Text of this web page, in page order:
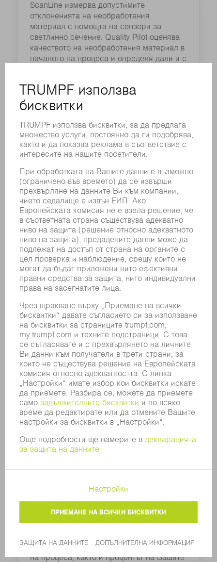
ScanLine измерва допустимите
отклоненията на необработения
материал с помощта на сензори за
светлинно сечение. Quality Pilot оценява
качеството на необработения материал в
началото на процеса и определя дали и с
ненужни цикли на измерване, спестявате
време и същевременно гарантирате
качеството на детайлите.
Приспособление за защита
от пръски – чисти кръгли тръби
Устройството за защита от пръски за
кръгли тръби гарантира, че вътрешните
страни на тръбата са чисти – това
спестява повторна работа.
ObserveLine Comfort –
повече сигурност и качество
Автоматично проверява дали
отпадъчните шайби от изрязаните
увеличават безопасността и качеството
на процеса, както и процентът на Вашите